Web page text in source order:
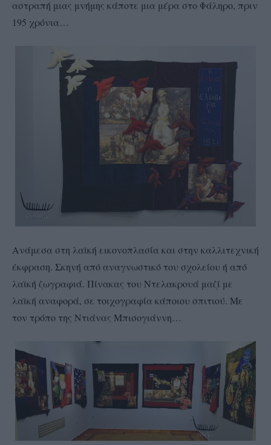
αστραπή μιας μνήμης κάποτε μια μέρα στο Φάληρο, πριν
195 χρόνια…
Ανάμεσα στη λαϊκή εικονοπλασία και στην καλλιτεχνική
έκφραση. Σκηνή από αναγνωστικό του σχολείου ή από
λαϊκή ζωγραφιά. Πίνακας του Ντελακρουά μαζί με
λαϊκή αναφορά, σε τοιχογραφία κάποιου σπιτιού. Με
τον τρόπο της Ντιάνας Μπισογιάννη…